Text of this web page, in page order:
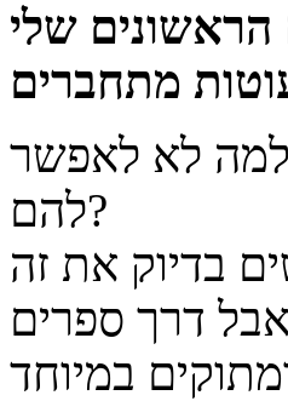
למה לא לאפשר
להם?
דרך ספרים